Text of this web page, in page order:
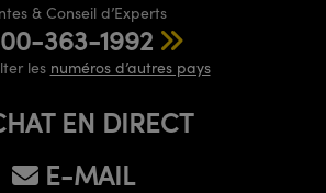
& Conseil d’Experts
363-1992
les numéros d’autres pays
EN DIRECT
E-MAIL